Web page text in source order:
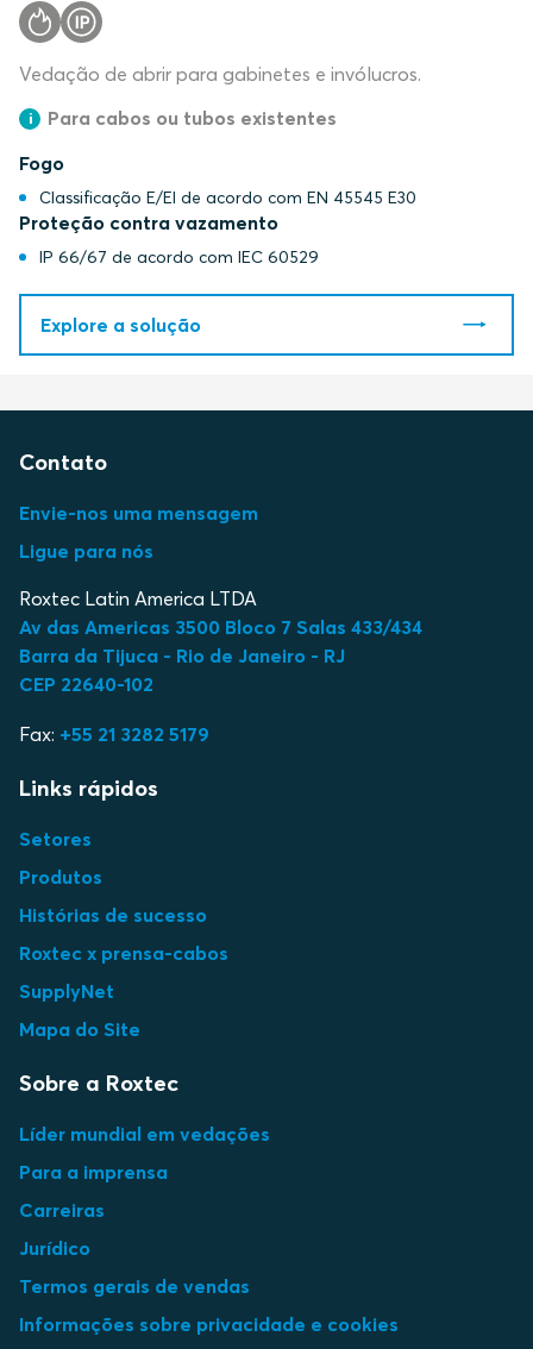
Vedação de abrir para gabinetes e invólucros.
Para cabos ou tubos existentes
Fogo
Classificação E/EI de acordo com EN 45545 E30
Proteção contra vazamento
IP 66/67 de acordo com IEC 60529
Explore a solução
Contato
Envie-nos uma mensagem
Ligue para nós
Roxtec Latin America LTDA
Av das Americas 3500 Bloco 7 Salas 433/434
Barra da Tijuca - Rio de Janeiro - RJ
CEP 22640-102
Fax: +55 21 3282 5179
Links rápidos
Setores
Produtos
Histórias de sucesso
Roxtec x prensa-cabos
SupplyNet
Mapa do Site
Sobre a Roxtec
Líder mundial em vedações
Para a imprensa
Carreiras
Jurídico
Termos gerais de vendas
Informações sobre privacidade e cookies